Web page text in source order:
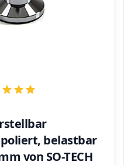
belastbar
von SO-TECH